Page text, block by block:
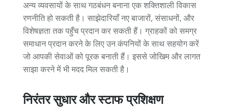
अन्य व्यवसायों के साथ गठबंधन बनाना एक शक्तिशाली विकास
रणनीति हो सकती है। साझेदारियाँ नए बाजारों, संसाधनों, और
विशेषज्ञता तक पहुँच प्रदान कर सकती हैं। ग्राहकों को समग्र
समाधान प्रदान करने के लिए उन कंपनियों के साथ सहयोग करें
जो आपकी सेवाओं को पूरक बनाती हैं। इससे जोखिम और लागत
साझा करने में भी मदद मिल सकती है।
निरंतर सुधार और स्टाफ प्रशिक्षण